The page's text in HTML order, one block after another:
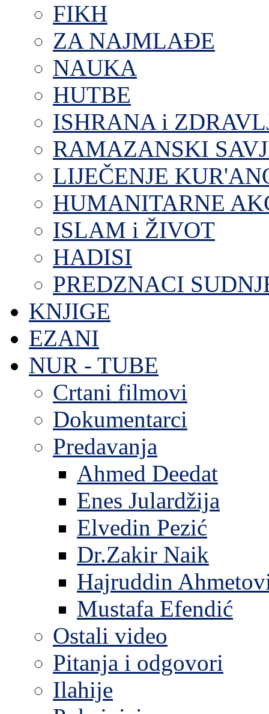
FIKH
ZA NAJMLAĐE
NAUKA
HUTBE
ISHRANA i
RAMAZANSKI
LIJEČENJE
HUMANITARNE
ISLAM i ŽIVOT
HADISI
PREDZNACI
KNJIGE
EZANI
NUR - TUBE
Crtani filmovi
Dokumentarci
Predavanja
Ahmed Deedat
Enes Julardžija
Elvedin Pezić
Dr.Zakir Naik
Hajruddin
Mustafa Efendić
Ostali video
Pitanja i odgovori
Ilahije